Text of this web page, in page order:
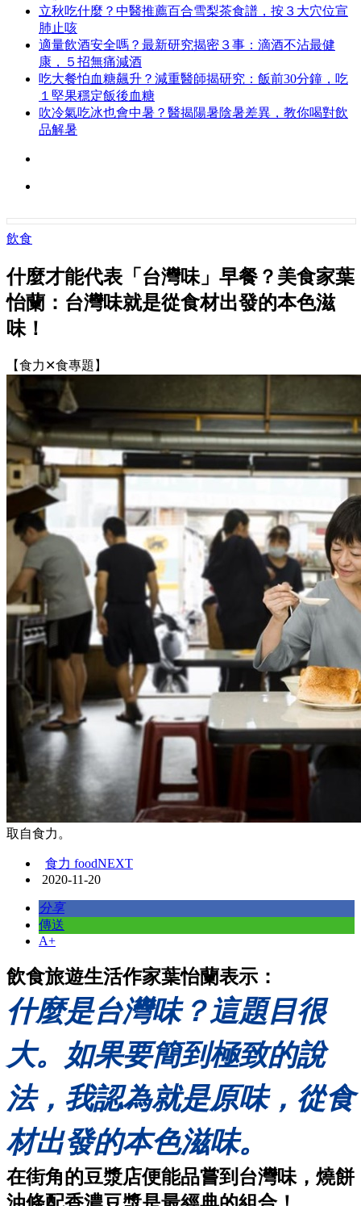
立秋吃什麼？中醫推薦百合雪梨茶食譜，按３大穴位宣
肺止咳
適量飲酒安全嗎？最新研究揭密３事：滴酒不沾最健
康，５招無痛減酒
吃大餐怕血糖飆升？減重醫師揭研究：飯前30分鐘，吃
１堅果穩定飯後血糖
吹冷氣吃冰也會中暑？醫揭陽暑陰暑差異，教你喝對飲
品解暑
飲食
什麼才能代表「台灣味」早餐？美食家葉
怡蘭：台灣味就是從食材出發的本色滋
味！
【食力✕食專題】
取自食力。
食力 foodNEXT
2020-11-20
分享
傳送
A+
飲食旅遊生活作家葉怡蘭表示：
什麼是台灣味？這題目很
大。如果要簡到極致的說
法，我認為就是原味，從食
材出發的本色滋味。
在街角的豆漿店便能品嘗到台灣味，燒餅